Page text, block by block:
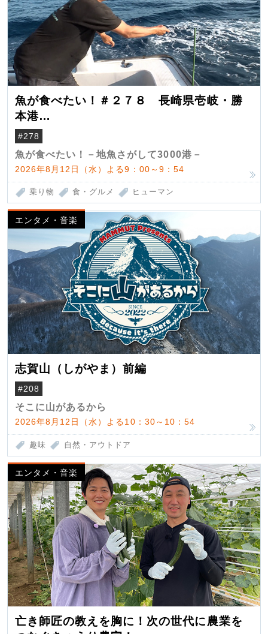
魚が食べたい！＃２７８ 長崎県壱岐・勝
本港
（クロマグロ）
#278
魚が食べたい！－地魚さがして3000港－
2026年8月12日（水）よる9：00～9：54
乗り物 食・グルメ ヒューマン
エンタメ・音楽
志賀山（しがやま）前編
#208
そこに山があるから
2026年8月12日（水）よる10：30～10：54
趣味 自然・アウトドア
エンタメ・音楽
亡き師匠の教えを胸に！次の世代に農業を